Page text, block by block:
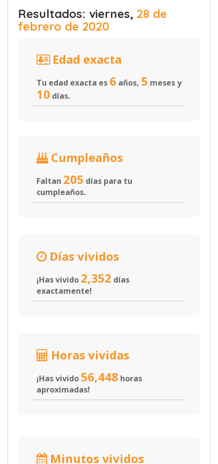
Resultados: viernes, 28 de
febrero de 2020
Edad exacta
Tu edad exacta es 6 años, 5 meses y
10 días.
Cumpleaños
Faltan 205 días para tu
cumpleaños.
Días vividos
¡Has vivido 2,352 días
exactamente!
Horas vividas
¡Has vivido 56,448 horas
aproximadas!
Minutos vividos